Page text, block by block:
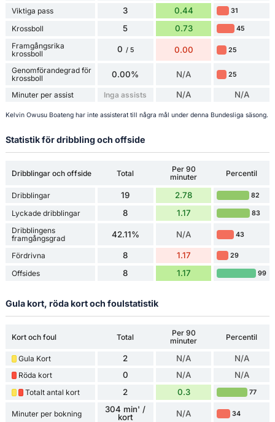
Viktiga pass 3 0.44 31
Krossboll 5 0.73 45
Framgångsrika
krossboll
0 / 5 0.00 25
Genomförandegrad för
krossboll
0.00% N/A 25
Minuter per assist Inga assists N/A N/A
Kelvin Owusu Boateng har inte assisterat till några mål under denna Bundesliga säsong.
Statistik för dribbling och offside
Dribblingar och offside Total
Per 90
minuter
Percentil
Dribblingar 19 2.78 82
Lyckade dribblingar 8 1.17 83
Dribblingens
framgångsgrad
42.11% N/A 43
Fördrivna 8 1.17 29
Offsides 8 1.17 99
Gula kort, röda kort och foulstatistik
Kort och foul Total
Per 90
minuter
Percentil
Gula Kort 2 N/A N/A
Röda kort 0 N/A N/A
Totalt antal kort 2 0.3 77
Minuter per bokning
304 min' /
kort
N/A 34